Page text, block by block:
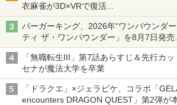
衣麻雀が3D×VRで復活
発売から2週間は20%オフになるセール
バーガーキング、2026年“ワンパウンダ
ティ ザ・ワンパウンダー」を8月7日発売
「特製ガーリックマヨソース」を使用し
「無職転生III」第7話あらすじ＆先行カ
セナが魔法大学を卒業
「ドラクエ」×ジェラピケ、コラボ「
encounters DRAGON QUEST」第2弾が